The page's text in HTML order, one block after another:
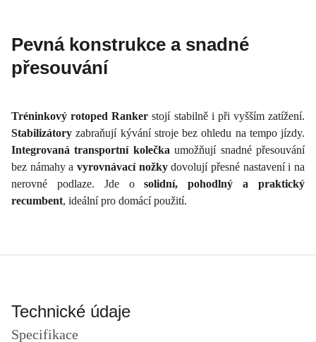
Pevná konstrukce a snadné
přesouvání
Tréninkový rotoped Ranker stojí stabilně i při vyšším zatížení.
Stabilizátory zabraňují kývání stroje bez ohledu na tempo jízdy.
Integrovaná transportní kolečka umožňují snadné přesouvání
bez námahy a vyrovnávací nožkydovolují přesné nastavení i na
nerovné podlaze. Jde osolidní, pohodlný a praktický
recumbent, ideální pro domácí použití.
Technické údaje
Specifikace